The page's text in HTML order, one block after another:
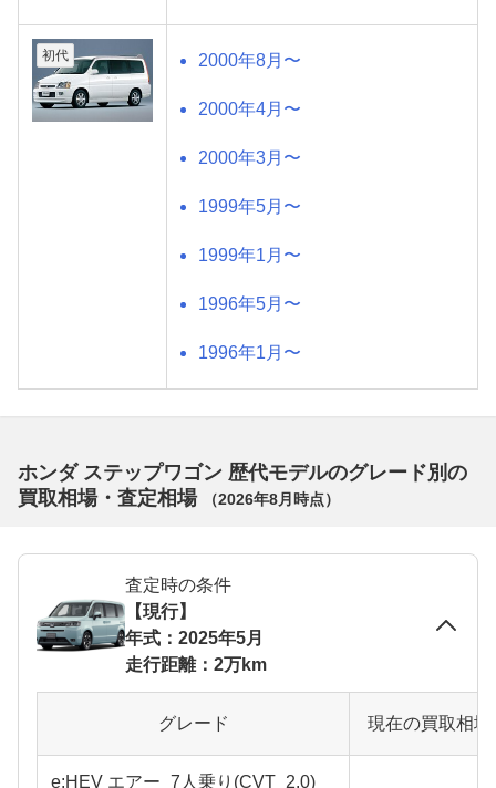
初代 2000年8月〜
2000年4月〜
2000年3月〜
1999年5月〜
1999年1月〜
1996年5月〜
1996年1月〜
ホンダ ステップワゴン 歴代モデルのグレード別の
買取相場・査定相場
（2026年8月 時点）
査定時の条件
【現行】
年式：2025年5月
走行距離：2万km
グレード 現在の買取相
e:HEV エアー_7人乗り(CVT_2.0)